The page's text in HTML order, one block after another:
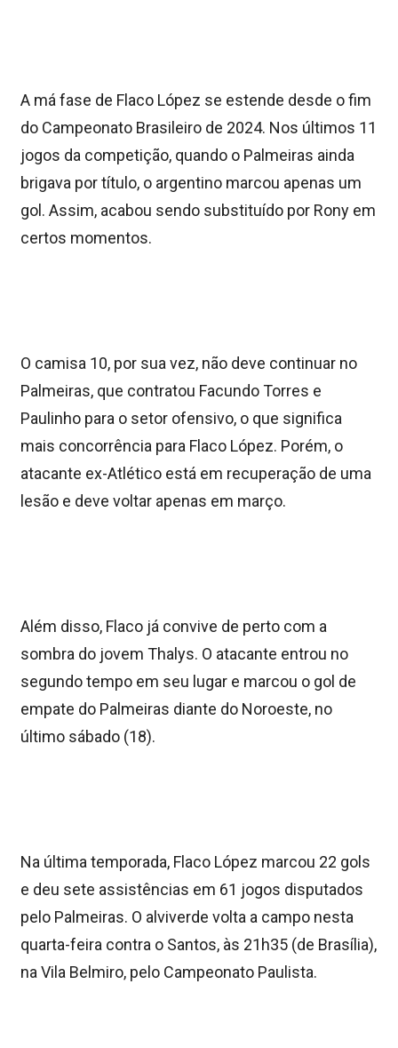
A má fase de Flaco López se estende desde o fim
do Campeonato Brasileiro de 2024. Nos últimos 11
jogos da competição, quando o Palmeiras ainda
brigava por título, o argentino marcou apenas um
gol. Assim, acabou sendo substituído por Rony em
certos momentos.
O camisa 10, por sua vez, não deve continuar no
Palmeiras, que contratou Facundo Torres e
Paulinho para o setor ofensivo, o que significa
mais concorrência para Flaco López. Porém, o
atacante ex-Atlético está em recuperação de uma
lesão e deve voltar apenas em março.
Além disso, Flaco já convive de perto com a
sombra do jovem Thalys. O atacante entrou no
segundo tempo em seu lugar e marcou o gol de
empate do Palmeiras diante do Noroeste, no
último sábado (18).
Na última temporada, Flaco López marcou 22 gols
e deu sete assistências em 61 jogos disputados
pelo Palmeiras. O alviverde volta a campo nesta
quarta-feira contra o Santos, às 21h35 (de Brasília),
na Vila Belmiro, pelo Campeonato Paulista.